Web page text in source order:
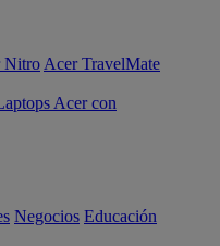
Nitro Acer TravelMate
Acer con
Negocios Educación